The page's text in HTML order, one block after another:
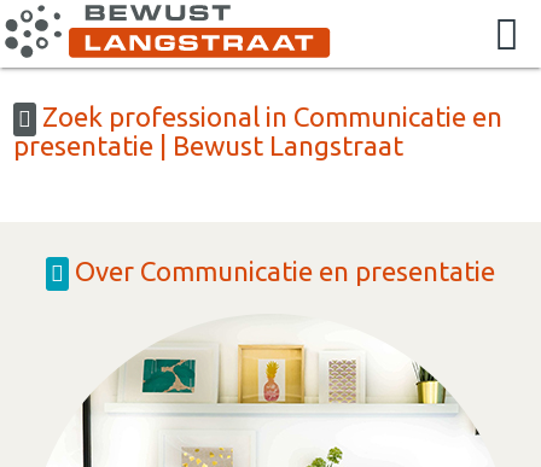
Zoek professional in Communicatie en
presentatie | Bewust Langstraat
Over Communicatie en presentatie